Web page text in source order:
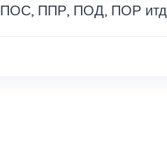
ПОС, ППР, ПОД, ПОР итд